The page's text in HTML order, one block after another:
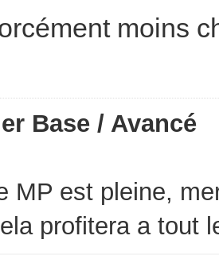
moins
Base / Avancé
MP est pleine,
profitera a tout